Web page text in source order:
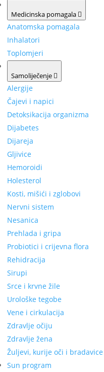
Medicinska pomagala
Anatomska pomagala
Inhalatori
Toplomjeri
Samoliječenje
Alergije
Čajevi i napici
Detoksikacija organizma
Dijabetes
Dijareja
Gljivice
Hemoroidi
Holesterol
Kosti, mišići i zglobovi
Nervni sistem
Nesanica
Prehlada i gripa
Probiotici i crijevna flora
Rehidracija
Sirupi
Srce i krvne žile
Urološke tegobe
Vene i cirkulacija
Zdravlje očiju
Zdravlje žena
Žuljevi, kurije oči i bradavice
Sun program